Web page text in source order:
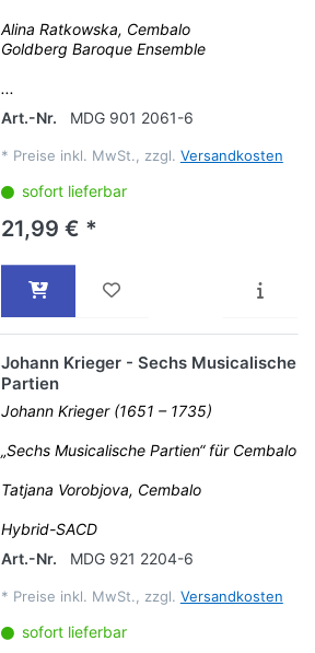
Alina Ratkowska, Cembalo
Goldberg Baroque Ensemble
...
Art.-Nr.
MDG 901 2061-6
* Preise inkl. MwSt., zzgl. Versandkosten
sofort lieferbar
21,99 € *
Johann Krieger - Sechs Musicalische
Partien
Johann Krieger (1651 – 1735)
„Sechs Musicalische Partien“ für Cembalo
Tatjana Vorobjova, Cembalo
Hybrid-SACD
Art.-Nr.
MDG 921 2204-6
* Preise inkl. MwSt., zzgl. Versandkosten
sofort lieferbar